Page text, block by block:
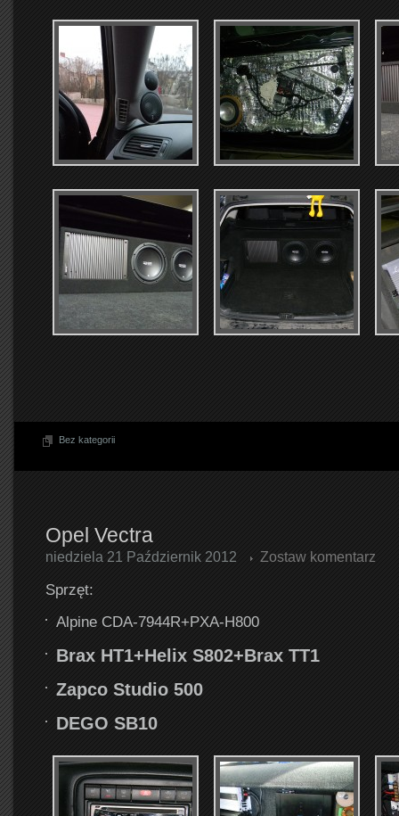
Bez kategorii
Opel Vectra
niedziela 21 Październik 2012 Zostaw komentarz
Sprzęt:
Alpine CDA-7944R+PXA-H800
Brax HT1+Helix S802+Brax TT1
Zapco Studio 500
DEGO SB10